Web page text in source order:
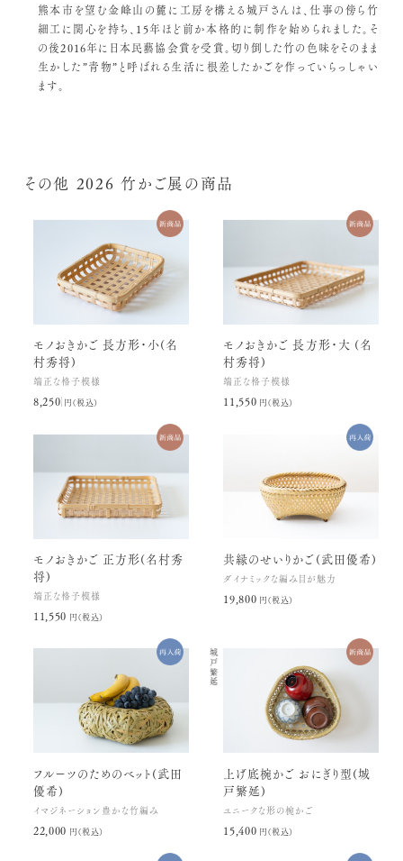
熊本市を望む金峰山の麓に工房を構える城戸さんは、仕事の傍ら竹
細工に関心を持ち、15年ほど前か本格的に制作を始められました。そ
の後2016年に日本民藝協会賞を受賞。切り倒した竹の色味をそのまま
生かした”青物”と呼ばれる生活に根差したかごを作っていらっしゃい
ます。
その他 2026 竹かご展の商品
モノおきかご 長方形・小(名
村秀将)
端正な格子模様
8,250円(税込)
モノおきかご 長方形・大 (名
村秀将)
端正な格子模様
11,550円(税込)
モノおきかご 正方形(名村秀
将)
端正な格子模様
11,550円(税込)
共縁のせいりかご(武田優希)
ダイナミックな編み目が魅力
19,800円(税込)
フルーツのためのベット(武田
優希)
イマジネーション豊かな竹編み
22,000円(税込)
城戸繁延
上げ底椀かご おにぎり型(城
戸繁延)
ユニークな形の椀かご
15,400円(税込)